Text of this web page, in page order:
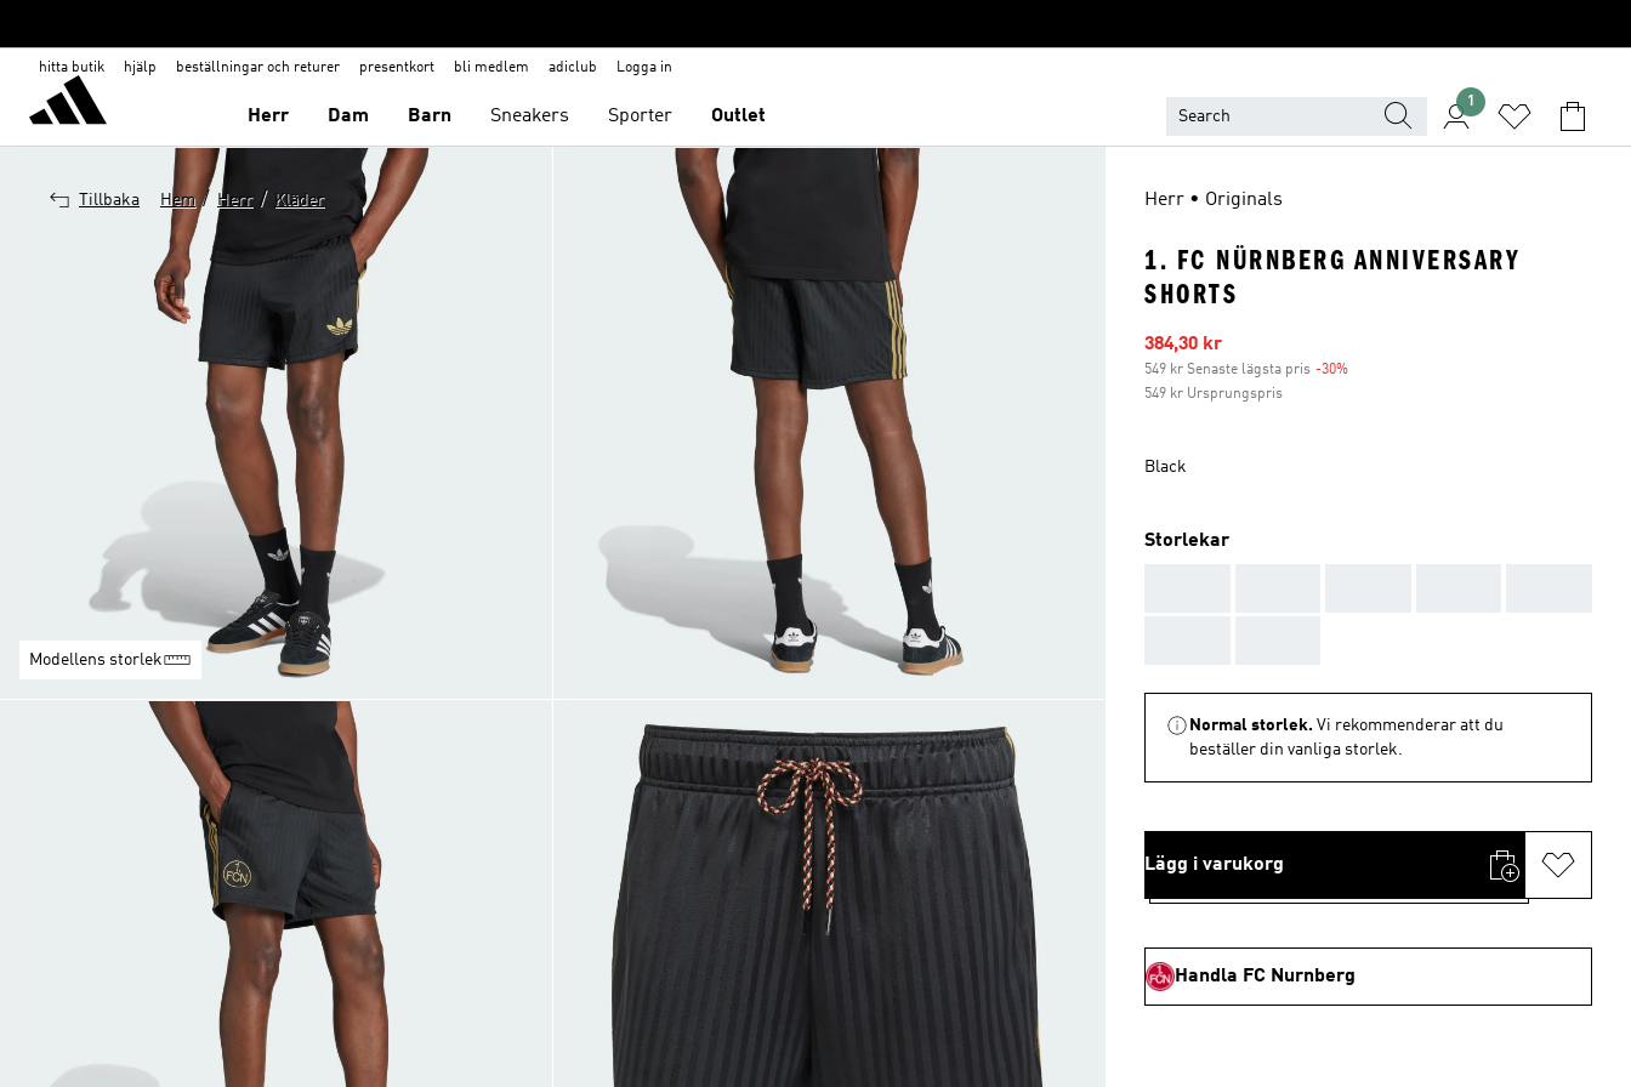
hitta butik hjälp beställningar och returer presentkort bli medlem adiclub Logga in
Herr Dam Barn Sneakers Sporter Outlet
1
Tillbaka Hem / Herr / Kläder
Modellens storlek
Herr • Originals
1. FC NÜRNBERG ANNIVERSARY
SHORTS
Reapris
384,30 kr
549 kr Senaste lägsta pris -30%
549 kr Ursprungspris
Black
Storlekar
Normal storlek. Vi rekommenderar att du
beställer din vanliga storlek.
Lägg i varukorg
Handla FC Nurnberg